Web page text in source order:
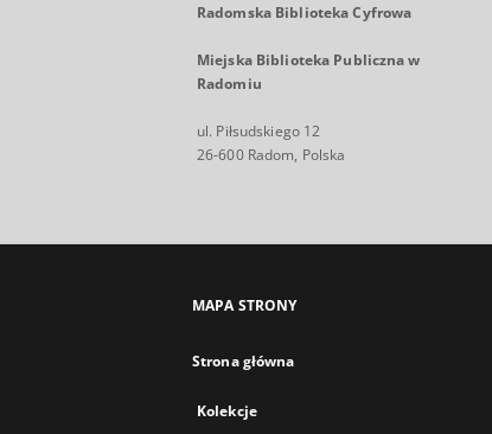
Radomska Biblioteka Cyfrowa
Miejska Biblioteka Publiczna w
Radomiu
ul. Piłsudskiego 12
26-600 Radom, Polska
MAPA STRONY
Strona główna
Kolekcje